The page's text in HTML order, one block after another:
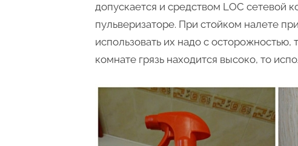
допускается и средством LOC сетевой
пульверизаторе. При стойком налете
использовать их надо с осторожностью,
комнате грязь находится высоко, то